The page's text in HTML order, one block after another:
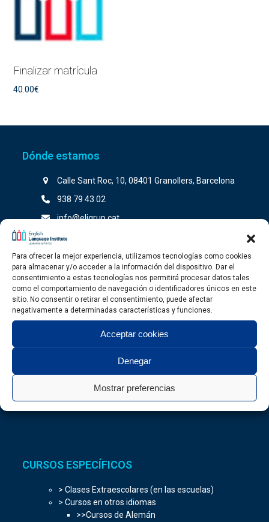
Para ofrecer la mejor experiencia, utilizamos tecnologías como cookies
para almacenar y/o acceder a la información del dispositivo. Dar el
consentimiento a estas tecnologías nos permitirá procesar datos tales
como el comportamiento de navegación o identificadores únicos en este
sitio. No consentir o retirar el consentimiento, puede afectar
negativamente a determinadas características y funciones.
Acceptar cookies
Denegar
Mostrar preferencias
Finalizar matrícula
40.00€
Dónde estamos
Calle Sant Roc, 10, 08401 Granollers, Barcelona
938 79 43 02
info@eligrup.cat
CURSOS DE IDIOMAS
> Cursos generales
> Cursos para adultos
> Cursos para Jóvenes
> Cursos de conversación
> Clases Particulares
> Clases Combinadas
CURSOS ESPECÍFICOS
> Clases Extraescolares (en las escuelas)
> Cursos en otros idiomas
>>Cursos de Alemán